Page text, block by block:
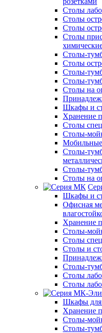
Столы
Столы
Столы
Столы
Столы-
Столы
Столы-
Столы-
Столы на
Шкафы и
Хранение
Столы
Столы-
Мобильные
Столы-
Столы-
Столы на
Шкафы и
Офисная
Хранение
Столы-
Столы
Столы и
Столы-
Столы
Столы
Шкафы для
Хранение
Столы-
Столы-